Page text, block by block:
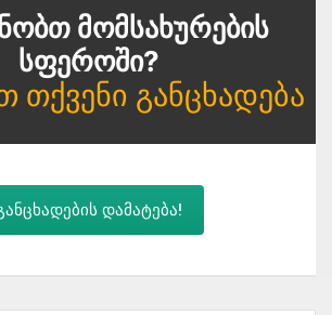
Მომსახურების
Სფეროში?
Თქვენი Განცხადება
დამატება!